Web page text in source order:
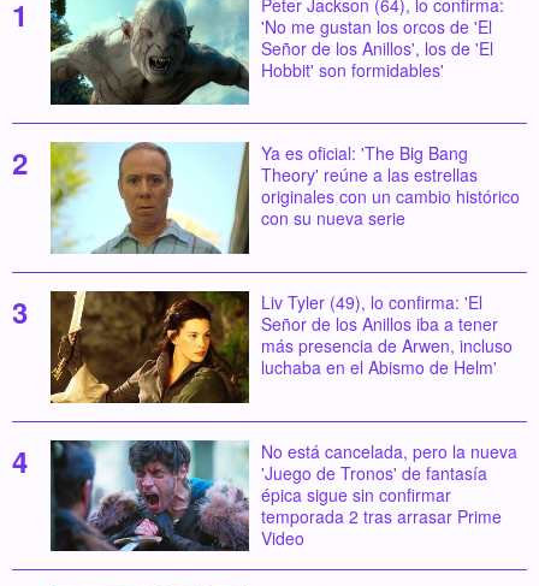
'No me gustan los orcos de 'El
Señor de los Anillos', los de 'El
Hobbit' son formidables'
Ya es oficial: 'The Big Bang
Theory' reúne a las estrellas
originales con un cambio histórico
con su nueva serie
Liv Tyler (49), lo confirma: 'El
Señor de los Anillos iba a tener
más presencia de Arwen, incluso
luchaba en el Abismo de Helm'
No está cancelada, pero la nueva
'Juego de Tronos' de fantasía
épica sigue sin confirmar
temporada 2 tras arrasar Prime
Video